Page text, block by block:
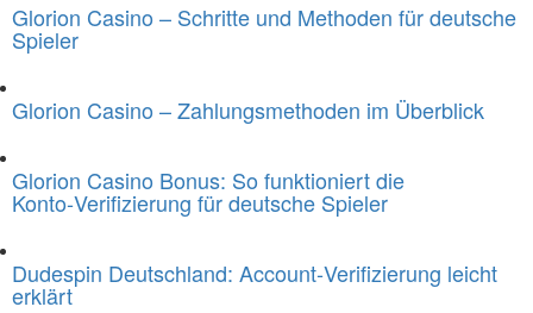
Glorion Casino – Schritte und Methoden für deutsche
Spieler
Glorion Casino – Zahlungsmethoden im Überblick
Glorion Casino Bonus: So funktioniert die
Konto‑Verifizierung für deutsche Spieler
Dudespin Deutschland: Account‑Verifizierung leicht
erklärt